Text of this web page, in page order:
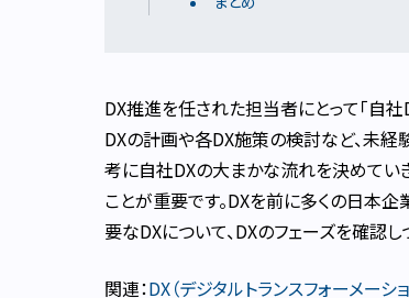
DX推進を任された担当者にとって「自
DXの計画や各DX施策の検討など、未
考に自社DXの大まかな流れを決めてい
ことが重要です。DXを前に多くの日本
要なDXについて、DXのフェーズを確認し
関連：DX（デジタルトランスフォーメー